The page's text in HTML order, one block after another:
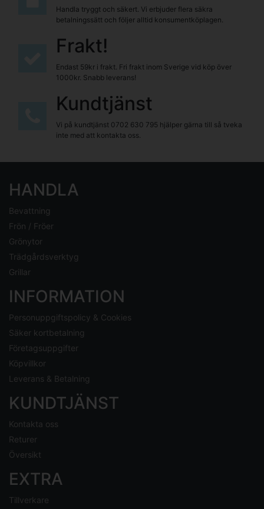
Handla tryggt och säkert. Vi erbjuder flera säkra
betalningssätt och följer alltid konsumentköplagen.
Frakt!
Endast 59kr i frakt. Fri frakt inom Sverige vid köp över
1000kr. Snabb leverans!
Kundtjänst
Vi på kundtjänst 0702 630 795 hjälper gärna till så tveka
inte med att kontakta oss.
HANDLA
Bevattning
Frön / Fröer
Grönytor
Trädgårdsverktyg
Grillar
INFORMATION
Personuppgiftspolicy & Cookies
Säker kortbetalning
Företagsuppgifter
Köpvillkor
Leverans & Betalning
KUNDTJÄNST
Kontakta oss
Returer
Översikt
EXTRA
Tillverkare